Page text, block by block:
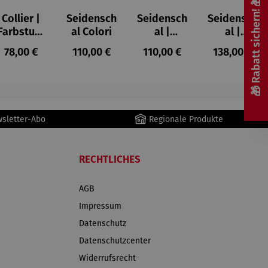
Collier |
e
Quadrate
Regulärer Preis:
78,00 €
Seidensch
al Colori
Regulärer Preis:
110,00 €
Seidensch
al |
Blumen –
Louis C.
Regulärer Preis:
110,00 €
Seidensch
al |
Großes
Stillleben
Säulentisc
h – Pablo
Picasso
Regulärer
138,00 €
Abo Regionale Produkte
RECHTLICHES
AGB
Impressum
Datenschutz
Datenschutzcenter
Widerrufsrecht
🎁 Rabatt sichern! 🎁